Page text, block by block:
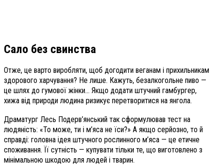
Сало без свинства
Отже, це варто виробляти, щоб догодити веганам і прихильникам
здорового харчування? Не лише. Кажуть, безалкогольне пиво —
це шлях до гумової жінки… Якщо додати штучний гамбургер,
хижа від природи людина ризикує перетворитися на янгола.
Драматург Лесь Подерв’ян­ський так сформулював тест на
людяність: «То може, ти і м’яса не їси?» А якщо серйозно, то й
справді: головна ідея штучного рослинного м’яса — це етичне
споживання. Її сутність — купувати тільки те, що виготовлено з
мінімальною шкодою для людей і тварин.